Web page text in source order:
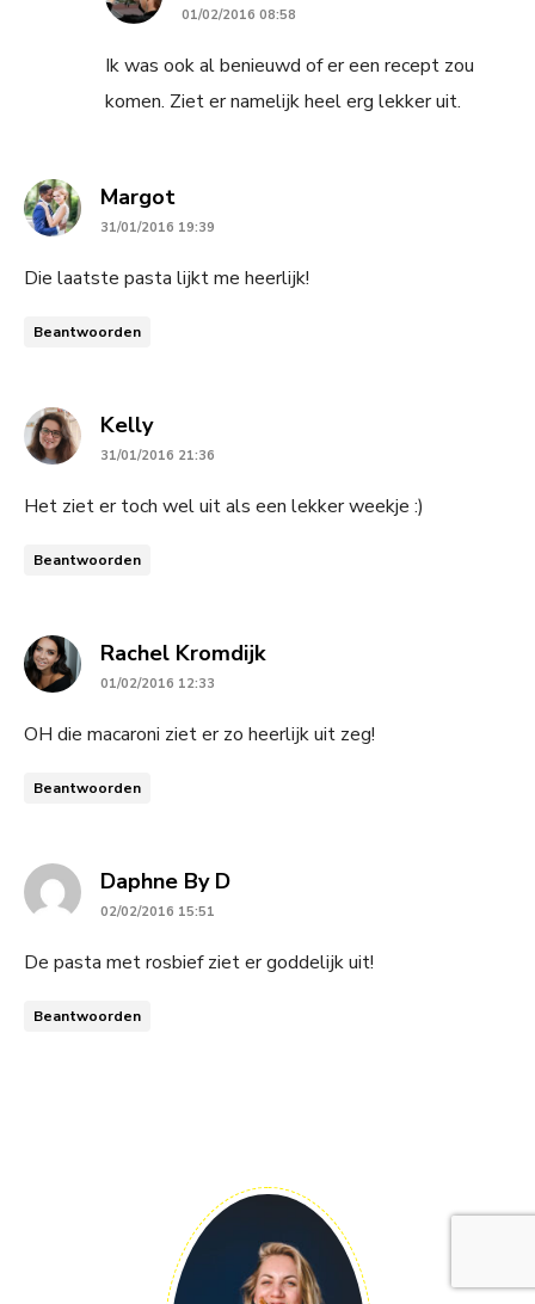
01/02/2016 08:58
Ik was ook al benieuwd of er een recept zou
komen. Ziet er namelijk heel erg lekker uit.
Margotsays:
31/01/2016 19:39
Die laatste pasta lijkt me heerlijk!
Beantwoorden
Kellysays:
31/01/2016 21:36
Het ziet er toch wel uit als een lekker weekje :)
Beantwoorden
Rachel Kromdijksays:
01/02/2016 12:33
OH die macaroni ziet er zo heerlijk uit zeg!
Beantwoorden
Daphne By Dsays:
02/02/2016 15:51
De pasta met rosbief ziet er goddelijk uit!
Beantwoorden